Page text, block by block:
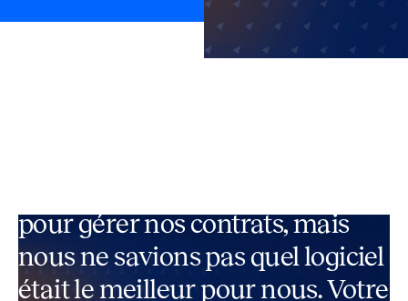
pour gérer nos contrats, mais
nous ne savions pas quel logiciel
était le meilleur pour nous. Votre